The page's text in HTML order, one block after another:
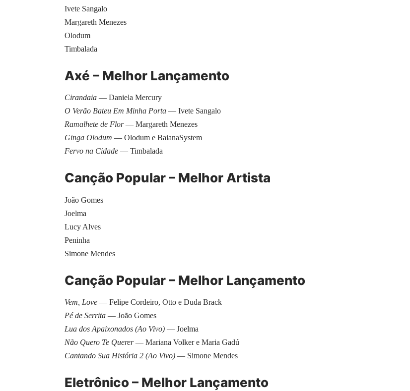
Ivete Sangalo
Margareth Menezes
Olodum
Timbalada
Axé – Melhor Lançamento
Cirandaia — Daniela Mercury
O Verão Bateu Em Minha Porta — Ivete Sangalo
Ramalhete de Flor— Margareth Menezes
Ginga Olodum — Olodum e BaianaSystem
Fervo na Cidade — Timbalada
Canção Popular – Melhor Artista
João Gomes
Joelma
Lucy Alves
Peninha
Simone Mendes
Canção Popular – Melhor Lançamento
Vem, Love — Felipe Cordeiro, Otto e Duda Brack
Pé de Serrita — João Gomes
Lua dos Apaixonados (Ao Vivo) — Joelma
Não Quero Te Querer— Mariana Volker e Maria Gadú
Cantando Sua História 2 (Ao Vivo) — Simone Mendes
Eletrônico – Melhor Lançamento